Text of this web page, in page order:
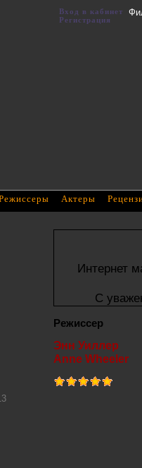
Интернет
С
Режиссер
Энн Уиллер
Anne Wheeler
Актеры
Вход в кабинет
Регистрация